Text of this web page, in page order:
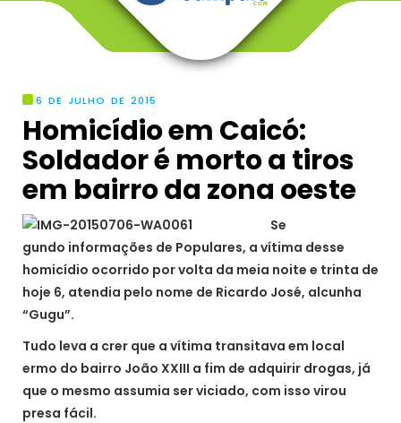
6 DE JULHO DE 2015
Homicídio em Caicó:
Soldador é morto a tiros
em bairro da zona oeste
Se
gundo informações de Populares, a vítima desse
homicídio ocorrido por volta da meia noite e trinta de
hoje 6, atendia pelo nome de Ricardo José, alcunha
“Gugu”.
Tudo leva a crer que a vítima transitava em local
ermo do bairro João XXIII a fim de adquirir drogas, já
que o mesmo assumia ser viciado, com isso virou
presa fácil.